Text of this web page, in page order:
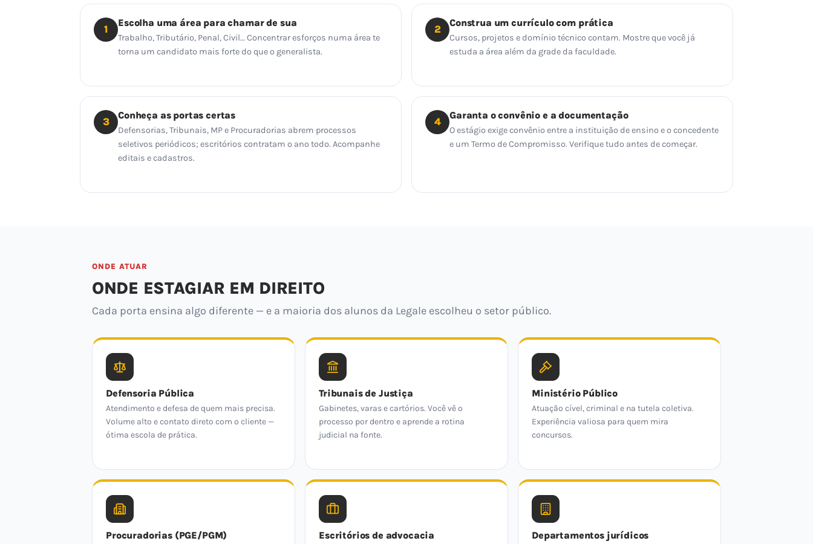
1
Escolha uma área para chamar de sua
Trabalho, Tributário, Penal, Civil… Concentrar esforços numa área te
torna um candidato mais forte do que o generalista.
2
Construa um currículo com prática
Cursos, projetos e domínio técnico contam. Mostre que você já
estuda a área além da grade da faculdade.
3
Conheça as portas certas
Defensorias, Tribunais, MP e Procuradorias abrem processos
seletivos periódicos; escritórios contratam o ano todo. Acompanhe
editais e cadastros.
4
Garanta o convênio e a documentação
O estágio exige convênio entre a instituição de ensino e o concedente
e um Termo de Compromisso. Verifique tudo antes de começar.
ONDE ATUAR
ONDE ESTAGIAR EM DIREITO
Cada porta ensina algo diferente — e a maioria dos alunos da Legale escolheu o setor público.
Defensoria Pública
Atendimento e defesa de quem mais precisa.
Volume alto e contato direto com o cliente —
ótima escola de prática.
Tribunais de Justiça
Gabinetes, varas e cartórios. Você vê o
processo por dentro e aprende a rotina
judicial na fonte.
Ministério Público
Atuação cível, criminal e na tutela coletiva.
Experiência valiosa para quem mira
concursos.
Procuradorias (PGE/PGM) Escritórios de advocacia Departamentos jurídicos